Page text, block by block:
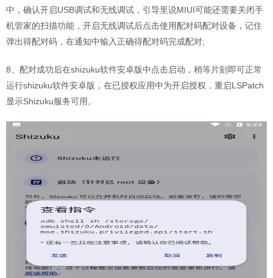
中，确认开启USB调试和无线调试，引导里说MIUI可能还需要关闭手
机管家的扫描功能，开启无线调试后点击使用配对码配对设备，记住
弹出得配对码，在通知中输入正确得配对码完成配对;
8、配对成功后在shizuku软件安卓版中点击启动，稍等片刻即可正常
运行shizuku软件安卓版，在已授权应用中为开启授权，重启LSPatch
显示Shizuku服务可用。